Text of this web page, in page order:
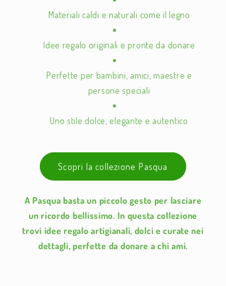
Materiali caldi e naturali come il legno
Idee regalo originali e pronte da donare
Perfette per bambini, amici, maestre e
persone speciali
Uno stile dolce, elegante e autentico
Scopri la collezione Pasqua
A Pasqua basta un piccolo gesto per lasciare
un ricordo bellissimo. In questa collezione
trovi idee regalo artigianali, dolci e curate nei
dettagli, perfette da donare a chi ami.